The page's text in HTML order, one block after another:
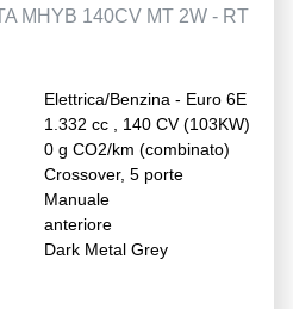
MHYB 140CV MT 2W - RT
Elettrica/Benzina - Euro 6E
1.332 cc , 140 CV (103KW)
0 g CO2/km (combinato)
Crossover, 5 porte
Manuale
anteriore
Dark Metal Grey